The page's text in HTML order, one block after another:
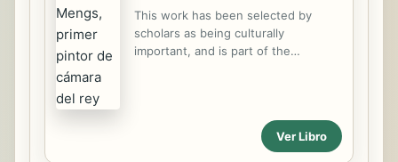
This work has been selected by
scholars as being culturally
important, and is part of the
remains as true to the original work
as possible. Therefore, you will see
Ver Libro